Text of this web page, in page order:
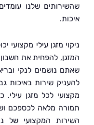
שלנו עומדים
מזגן עילי מקצועי יכול
להפחית את חשבון החשמל
נושמים לנקי ובריא יותר.
שירות באיכות גבוהה,
לכל מזגן עילי. כשאתם
מלאה לכספכם ושירות
המקצועי של ניקיון